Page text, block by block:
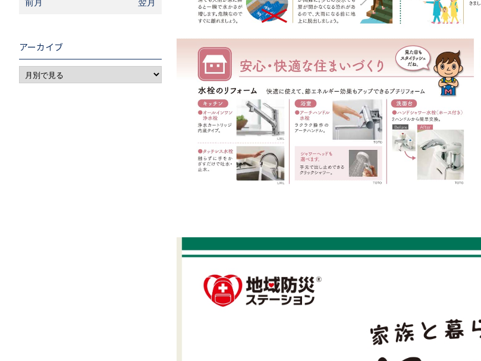
前月 翌月
アーカイブ